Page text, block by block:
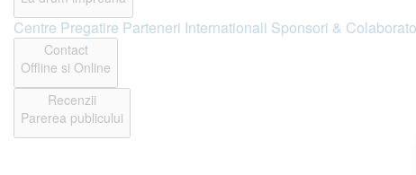
Centre Pregatire Parteneri Internationali Sponsori &
Contact
Offline si Online
Recenzii
Parerea publicului